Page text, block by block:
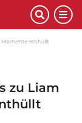
Momente enthüllt
zu Liam